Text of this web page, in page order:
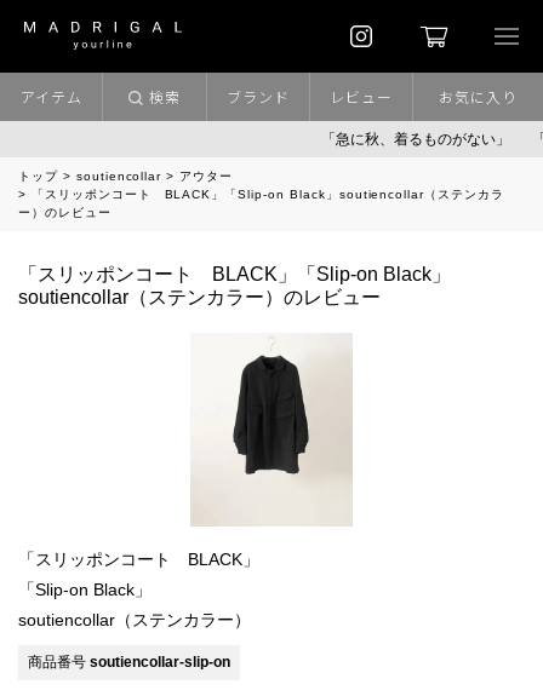
「急に秋、着るものがない」 「
アイテム 検索 ブランド レビュー お気に入り
トップ soutiencollar
アウター
「スリッポンコート BLACK」「Slip-on Black」soutiencollar（ステンカラ
ー）のレビュー
「スリッポンコート BLACK」「Slip-on Black」
soutiencollar（ステンカラー）のレビュー
「スリッポンコート BLACK」
「Slip-on Black」
soutiencollar（ステンカラー）
商品番号 soutiencollar-slip-on